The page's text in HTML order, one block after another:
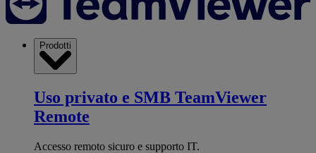
Prodotti
Uso privato e SMB TeamViewer
Remote
Accesso remoto sicuro e supporto IT.